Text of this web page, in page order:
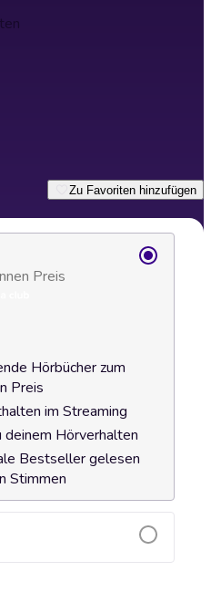
Zu Favoriten hinzufügen
Preis
Hörbücher zum
Preis
im Streaming
Hörverhalten
Bestseller gelesen
Stimmen
hinzufügen